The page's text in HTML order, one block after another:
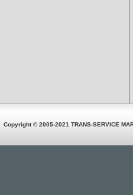
Copyright © 2005-2021 TRANS-SERVICE